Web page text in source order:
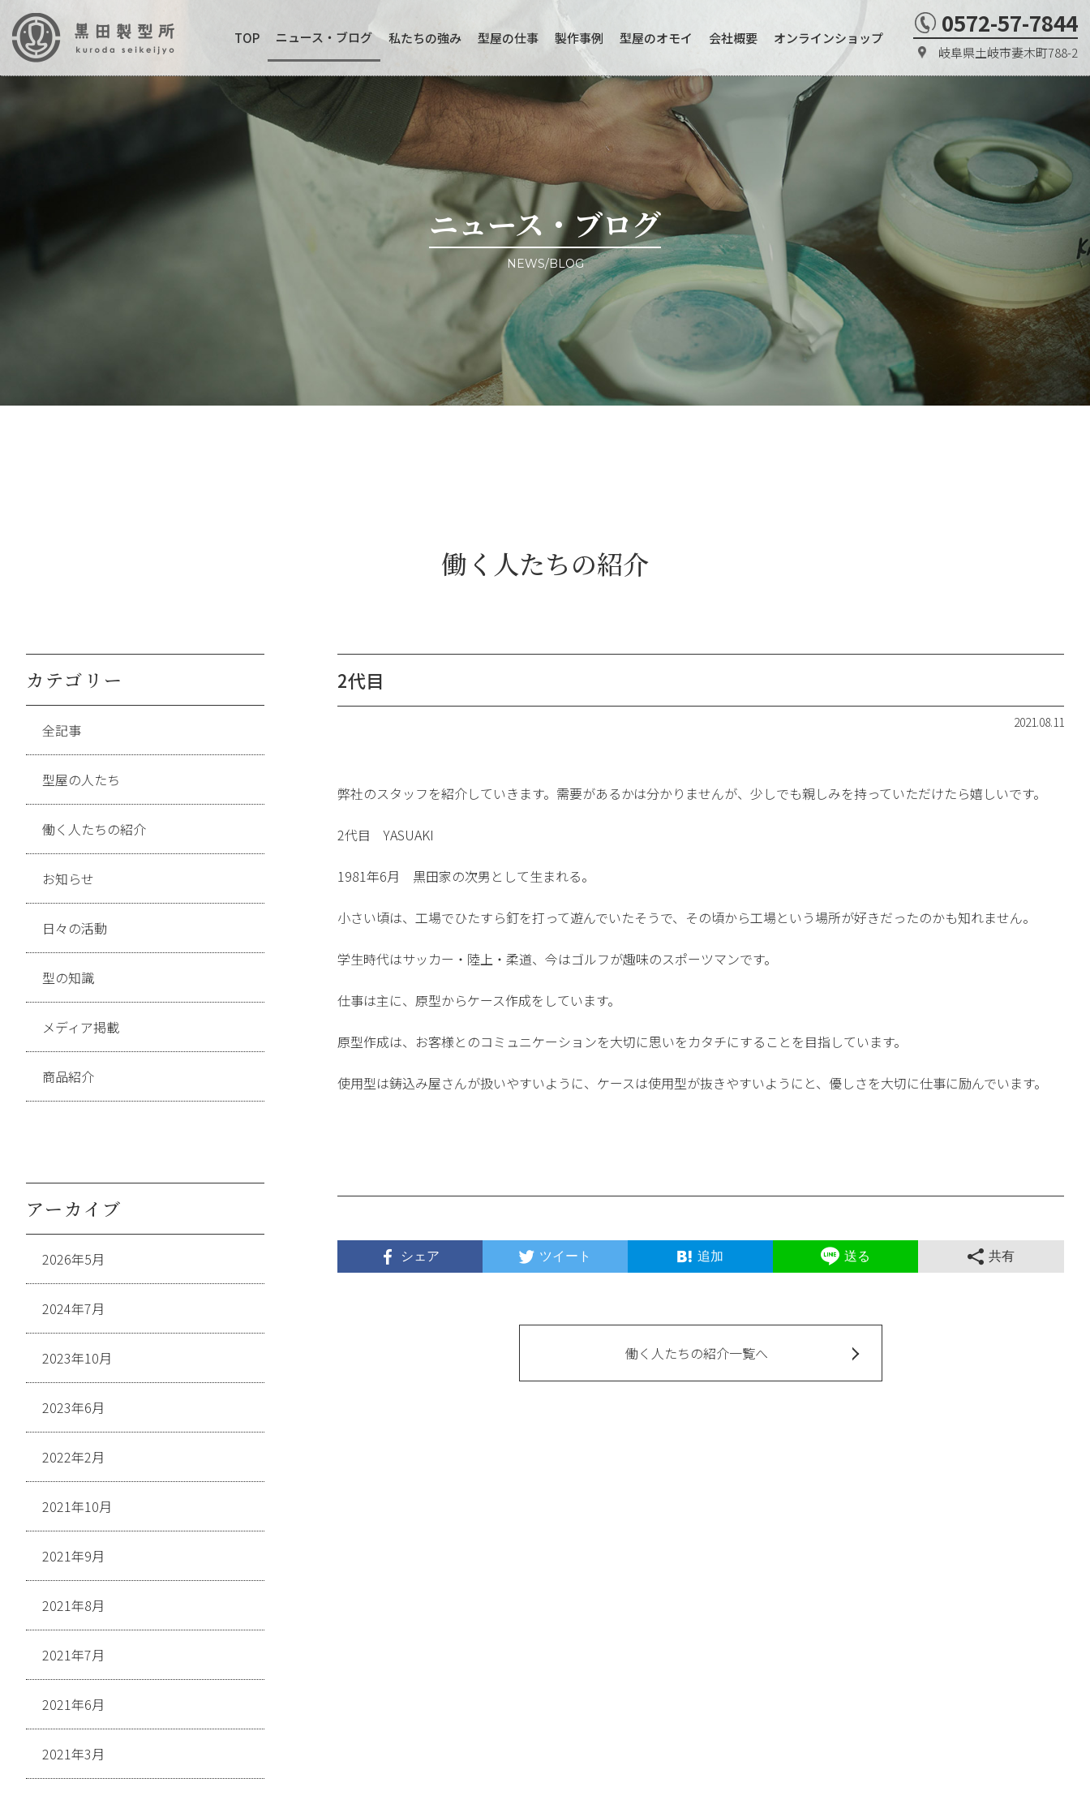
TOP ニュース・ブログ 私たちの強み 型屋の仕事 製作事例
− 事例一覧
− 注文フロー
型屋のオモイ 会社概要 オンラインショップ
0572-57-7844
岐阜県土岐市妻木町788-2
ニュース・ブログ
NEWS/BLOG
働く人たちの紹介
カテゴリー
全記事
型屋の人たち
働く人たちの紹介
お知らせ
日々の活動
型の知識
メディア掲載
商品紹介
アーカイブ
2026年5月
2024年7月
2023年10月
2023年6月
2022年2月
2021年10月
2021年9月
2021年8月
2021年7月
2021年6月
2021年3月
2代目
2021.08.11
弊社のスタッフを紹介していきます。需要があるかは分かりませんが、少しでも親しみを持っていただけたら嬉しいです。
2代目 YASUAKI
1981年6月 黒田家の次男として生まれる。
小さい頃は、工場でひたすら釘を打って遊んでいたそうで、その頃から工場という場所が好きだったのかも知れません。
学生時代はサッカー・陸上・柔道、今はゴルフが趣味のスポーツマンです。
仕事は主に、原型からケース作成をしています。
原型作成は、お客様とのコミュニケーションを大切に思いをカタチにすることを目指しています。
使用型は鋳込み屋さんが扱いやすいように、ケースは使用型が抜きやすいようにと、優しさを大切に仕事に励んでいます。
シェア ツイート 追加 送る 共有
働く人たちの紹介一覧へ